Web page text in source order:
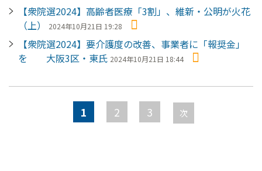
【衆院選2024】高齢者医療「3割」、維新・公明が火花
（上）
2024年10月21日 19:28
【衆院選2024】要介護度の改善、事業者に「報奨金」
を 大阪3区・東氏 2024年10月21日 18:44
ペ
1 2 3 次